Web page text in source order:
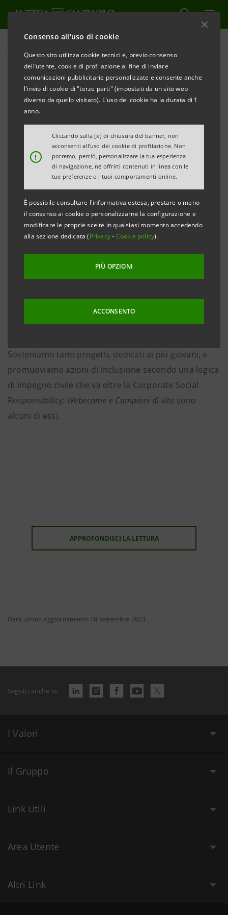
Consenso all'uso di cookie
Questo sito utilizza cookie tecnici e, previo consenso
dell’utente, cookie di profilazione al fine di inviare
comunicazioni pubblicitarie personalizzate e consente anche
l'invio di cookie di "terze parti" (impostati da un sito web
diverso da quello visitato). L'uso dei cookie ha la durata di 1
anno.
!
Cliccando sulla [x] di chiusura del banner, non
acconsenti all’uso dei cookie di profilazione. Non
potremo, perciò, personalizzare la tua esperienza
di navigazione, né offrirti contenuti in linea con le
tue preferenze o i tuoi comportamenti online.
È possibile consultare l'informativa estesa, prestare o meno
il consenso ai cookie o personalizzarne la configurazione e
modificare le proprie scelte in qualsiasi momento accedendo
alla sezione dedicata (Privacy- Cookie policy).
PIÙ OPZIONI
ACCONSENTO
Tutti i progetti
EDUCAZIONE
Per la crescita dei cittadini
di domani
Sosteniamo tanti progetti, dedicati ai più giovani, e
promuoviamo azioni di inclusione secondo una logica
di impegno civile che va oltre la Corporate Social
Responsibility: Webecome e Campioni di vita sono
alcuni di essi.
APPROFONDISCI LA LETTURA
Data ultimo aggiornamento 18 settembre 2023
Seguici anche su
I Valori
Il Gruppo
Link Utili
Area Utente
Altri Link